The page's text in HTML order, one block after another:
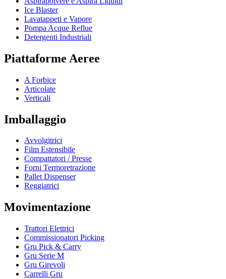
Ice Blaster
Lavatappeti e Vapore
Pompa Acque Reflue
Detergenti Industriali
Piattaforme Aeree
A Forbice
Articolate
Verticali
Imballaggio
Avvolgitrici
Film Estensibile
Compattatori / Presse
Forni Termoretrazione
Pallet Dispenser
Reggiatrici
Movimentazione
Trattori Elettrici
Commissionatori Picking
Gru Pick & Carry
Gru Serie M
Gru Girevoli
Carrelli Gru